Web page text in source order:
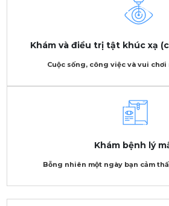
Khám và điều trị tật khúc xạ
Cuộc sống, công việc và vui
Khám bệnh lý
Bỗng nhiên một ngày bạn cảm